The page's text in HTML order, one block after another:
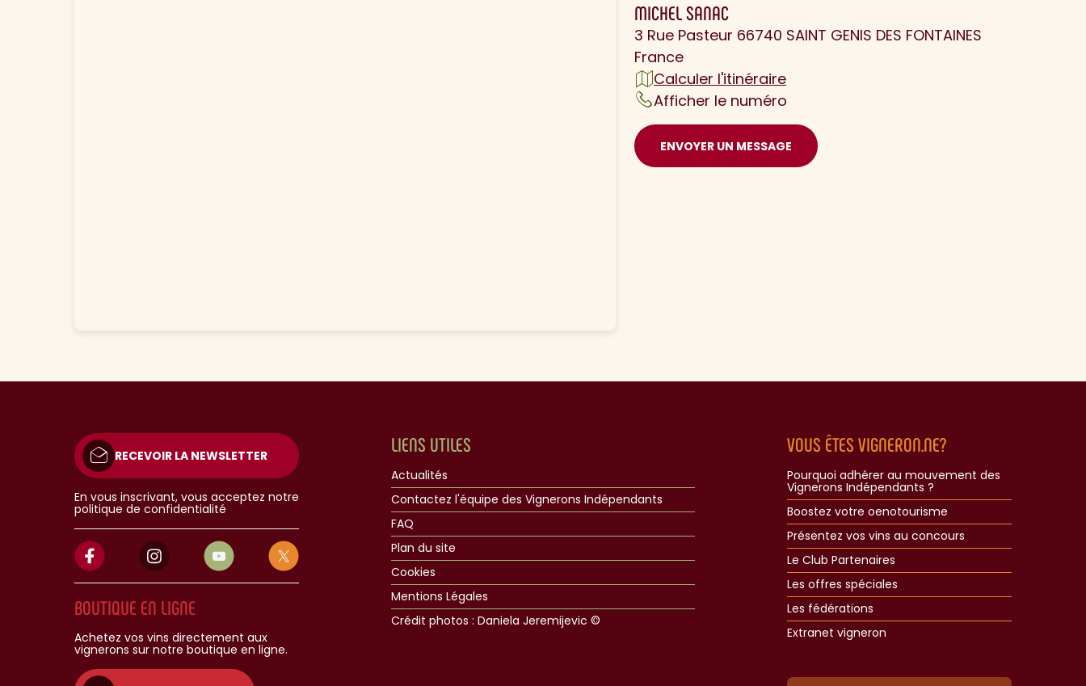
MICHEL SANAC
3 Rue Pasteur 66740 SAINT GENIS DES FONTAINES
France
Calculer l'itinéraire
Afficher le numéro
ENVOYER UN MESSAGE
RECEVOIR LA NEWSLETTER
En vous inscrivant, vous acceptez notre
politique de confidentialité
BOUTIQUE EN LIGNE
Achetez vos vins directement aux
vignerons sur notre boutique en ligne.
LIENS UTILES
Actualités
Contactez l'équipe des Vignerons Indépendants
FAQ
Plan du site
Cookies
Mentions Légales
Crédit photos : Daniela Jeremijevic ©​
VOUS ÊTES VIGNERON.NE?
Pourquoi adhérer au mouvement des
Vignerons Indépendants ?
Boostez votre oenotourisme
Présentez vos vins au concours
Le Club Partenaires
Les offres spéciales
Les fédérations
Extranet vigneron​